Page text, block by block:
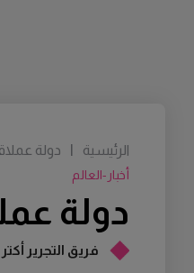
فريق التجرير
دولة
أخبار-العالم
الرئيسية دولة